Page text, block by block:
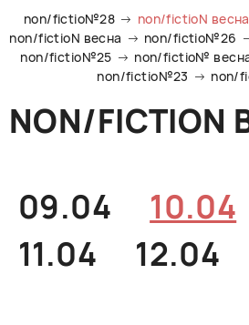
Посетителям
Программа
Прессе
Контакты
non/fictio№28 non/fictioN весна
non/fictioN весна
non/fictio№26
non/fictio№25
non/fictio№
non/fictio№23
non/
NON/FICTION
09.04
10.04
11.04
12.04